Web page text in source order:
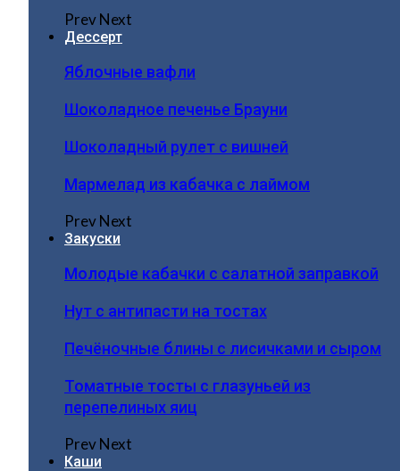
PrevNext
Дессерт
Яблочные вафли
Шоколадное печенье Брауни
Шоколадный рулет с вишней
Мармелад из кабачка с лаймом
PrevNext
Закуски
Молодые кабачки с салатной заправкой
Нут с антипасти на тостах
Печёночные блины с лисичками и сыром
Томатные тосты с глазуньей из
перепелиных яиц
PrevNext
Каши